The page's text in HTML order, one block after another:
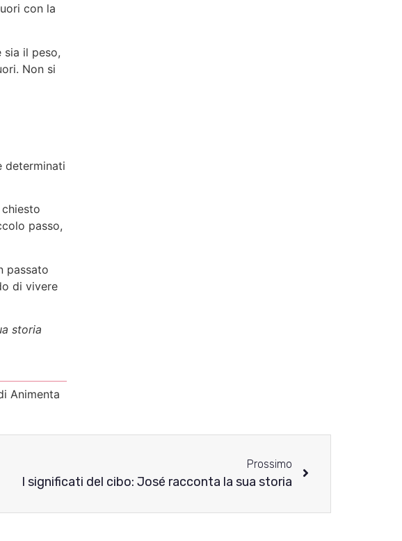
con la
sia il peso,
Non si
determinati
passo,
passato
di vivere
storia
Animenta
Prossimo
I significati del cibo: José racconta la sua storia